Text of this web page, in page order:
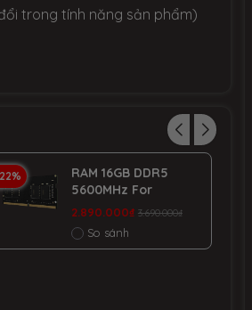
trong tính năng sản phẩm)
RAM 16GB DDR5
5600MHz For
Laptop
2.890.000₫ 3.690.000₫
So sánh